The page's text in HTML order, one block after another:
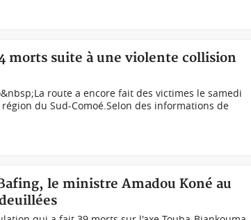
morts suite à une violente collision
route a encore fait des victimes le samedi
du Sud-Comoé.Selon des informations de
le ministre Amadou Koné au